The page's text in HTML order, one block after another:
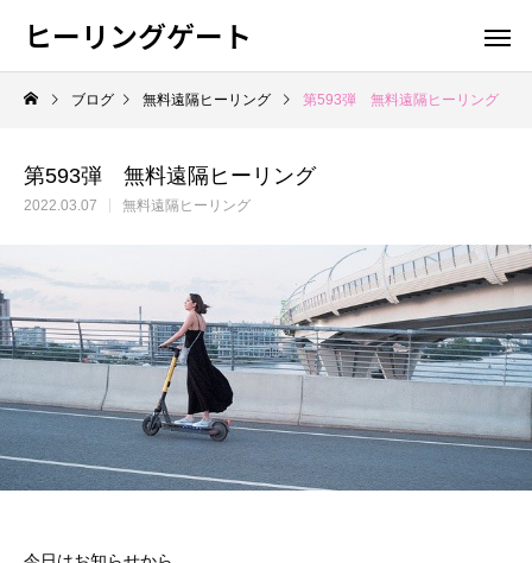
ヒーリングゲート
ブログ 無料遠隔ヒーリング 第593弾 無料遠隔ヒーリング
第593弾 無料遠隔ヒーリング
2022.03.07 無料遠隔ヒーリング